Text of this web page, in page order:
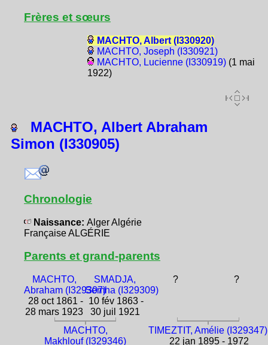
Frères et sœurs
MACHTO, Albert (I330920)
MACHTO, Joseph (I330921)
MACHTO, Lucienne (I330919)(1 mai
1922)
MACHTO, Albert Abraham
Simon (I330905)
Chronologie
Naissance: Alger Algérie
Française ALGÉRIE
Parents et grand-parents
MACHTO,
Abraham (I329307)
28 oct 1861 -
28 mars 1923
SMADJA,
Semha (I329309)
10 fév 1863 -
30 juil 1921
? ?
MACHTO,
Makhlouf (I329346)
TIMEZTIT, Amélie (I329347)
22 jan 1895 - 1972